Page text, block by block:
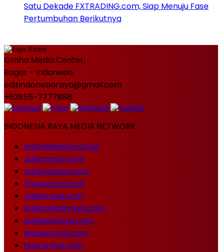
Satu Dekade FXTRADING.com, Siap Menuju Fase
Pertumbuhan Berikutnya
Graha Media Center,
Bogor - Indonesia
editindonesiaraya@gmail.com
+62855-7777888
INDONESIA RAYA MEDIA NETWORK
Indonesiaraya.co.id
Jabarraya.com
Jatengraya.com
Yogyaraya.com
Jatimraya.com
Kalimantanraya.com
Sulawesiraya.com
Malukuraya.com
Nusraraya.com